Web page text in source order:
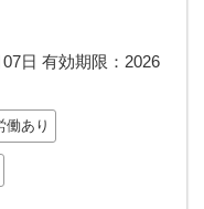
日 有効期限： 2026
働あり